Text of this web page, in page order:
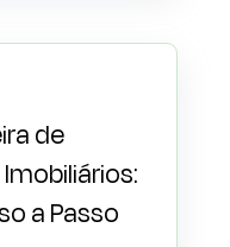
de
a Passo